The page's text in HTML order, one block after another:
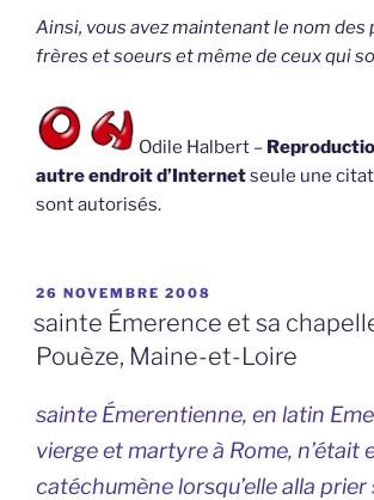
Ainsi, vous avez maintenant le nom des
frères et soeurs et même de ceux qui
Odile Halbert –
autre endroit d’Internetseule une
sont autorisés.
PUBLIÉ
26 NOVEMBRE 2008
sainte Émerence et sa
Pouèze, Maine-et-Loire
sainte Émerentienne, en latin
vierge et martyre à Rome, n’était
catéchumène lorsqu’elle alla prier